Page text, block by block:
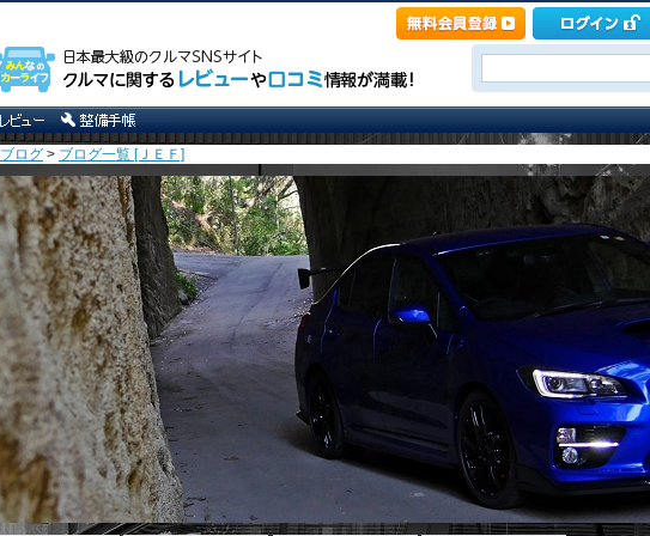
ブログ > ブログ一覧 [ＪＥＦ]